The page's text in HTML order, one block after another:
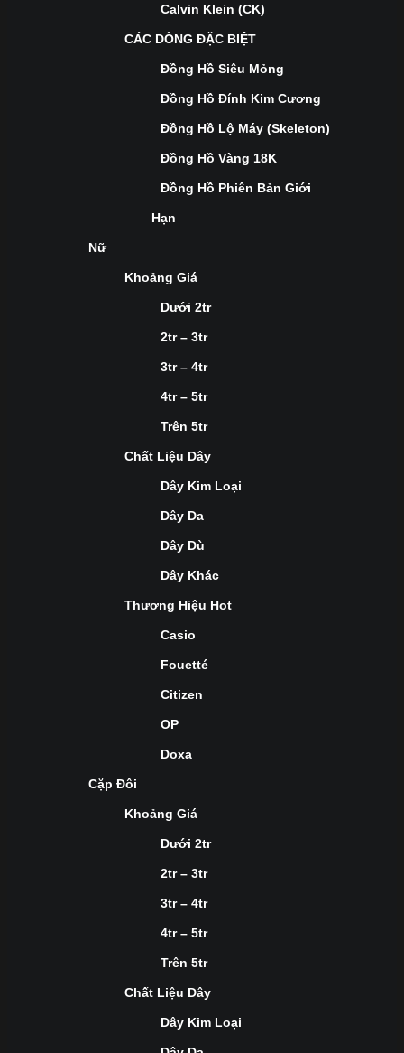
Calvin Klein (CK)
CÁC DÒNG ĐẶC BIỆT
Đồng Hồ Siêu Mỏng
Đồng Hồ Đính Kim Cương
Đồng Hồ Lộ Máy (Skeleton)
Đồng Hồ Vàng 18K
Đồng Hồ Phiên Bản Giới
Hạn
Nữ
Khoảng Giá
Dưới 2tr
2tr – 3tr
3tr – 4tr
4tr – 5tr
Trên 5tr
Chất Liệu Dây
Dây Kim Loại
Dây Da
Dây Dù
Dây Khác
Thương Hiệu Hot
Casio
Fouetté
Citizen
OP
Doxa
Cặp Đôi
Khoảng Giá
Dưới 2tr
2tr – 3tr
3tr – 4tr
4tr – 5tr
Trên 5tr
Chất Liệu Dây
Dây Kim Loại